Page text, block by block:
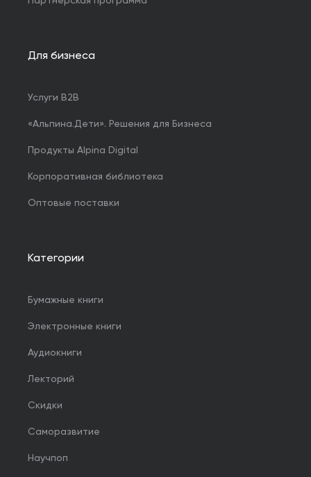
Для бизнеса
Услуги B2B
«Альпина.Дети». Решения для Бизнеса
Продукты Alpina Digital
Корпоративная библиотека
Оптовые поставки
Категории
Бумажные книги
Электронные книги
Аудиокниги
Лекторий
Скидки
Саморазвитие
Научпоп